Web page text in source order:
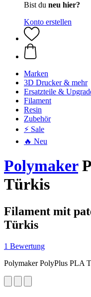
Bist du neu hier?
Konto erstellen
Marken
3D Drucker & mehr
Ersatzteile &
Filament
Resin
Zubehör
⚡ Sale
🔥 Neu
Polymaker
Türkis
Filament mit
Türkis
1 Bewertung
Polymaker PolyPlus PLA